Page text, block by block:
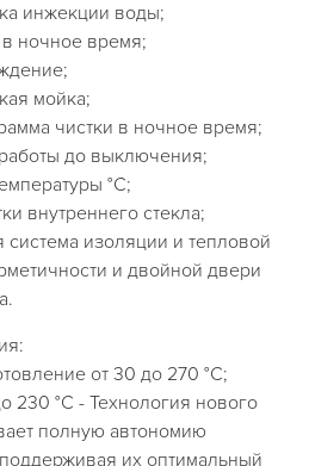
инжекции воды;
ночное время;
мойка;
чистки в ночное время;
до выключения;
°C;
внутреннего стекла;
система изоляции и тепловой
и двойной двери
от 30 до 270 °C;
230 °C - Технология нового
полную автономию
их оптимальный